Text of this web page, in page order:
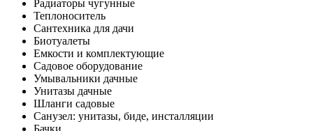
Радиаторы чугунные
Теплоноситель
Сантехника для дачи
Биотуалеты
Емкости и комплектующие
Садовое оборудование
Умывальники дачные
Унитазы дачные
Шланги садовые
Санузел: унитазы, биде, инсталляции
Бачки